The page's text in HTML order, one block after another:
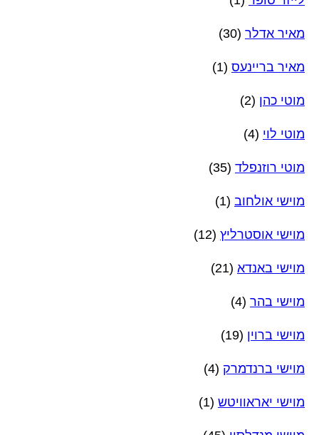
מאיר אדלר (30)
מאיר בריינעס (1)
מוטי כהן (2)
מוטי לוי (4)
מוטי רוזנפלד (35)
מוישי אולחוב (1)
מוישי אוסטרליץ (12)
מוישי באנדא (21)
מוישי בהר (4)
מוישי ברוין (19)
מוישי ברנדמרק (4)
מוישי יאראוויטש (1)